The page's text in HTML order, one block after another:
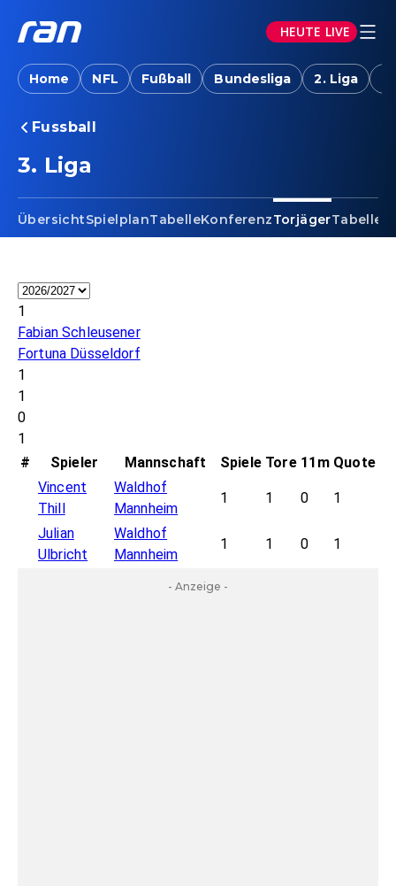
HEUTE LIVE
Home NFL Fußball Bundesliga 2. Liga
Fussball
3. Liga - Torjäger
3. Liga
ÜbersichtSpielplanTabelleKonferenzTorjäger
1
Fabian Schleusener
Fortuna Düsseldorf
1
1
0
1
#
Spieler Mannschaft Spiele Tore 11m Quote
Vincent
Thill
Waldhof
Mannheim
1 1 0 1
Julian
Ulbricht
Waldhof
Mannheim
1 1 0 1
- Anzeige -